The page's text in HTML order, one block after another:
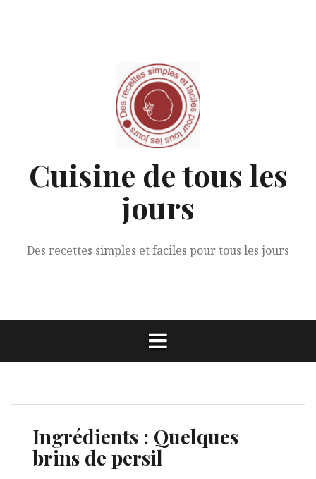
Cuisine de tous les
jours
Des recettes simples et faciles pour tous les jours
Ingrédients : Quelques
brins de persil